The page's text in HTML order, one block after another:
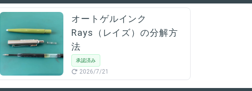
オートゲルインク
Rays（レイズ）の分解方
法
承認済み
2026/7/21